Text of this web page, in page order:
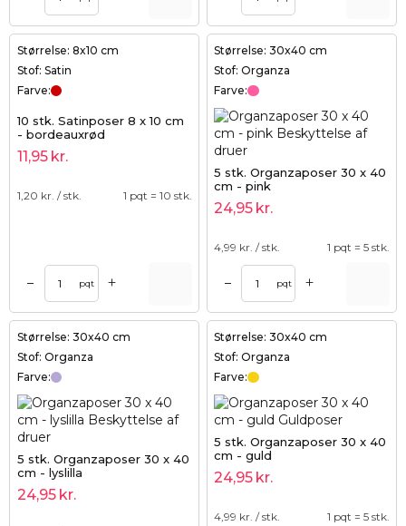
Størrelse: 8x10 cm
Stof: Satin
Farve:
10 stk. Satinposer 8 x 10 cm
- bordeauxrød
11,95 kr.
1,20 kr. / stk. 1 pqt = 10 stk.
– pqt +
Størrelse: 30x40 cm
Stof: Organza
Farve:
5 stk. Organzaposer 30 x 40
cm - pink
24,95 kr.
4,99 kr. / stk. 1 pqt = 5 stk.
– pqt +
Størrelse: 30x40 cm
Stof: Organza
Farve:
5 stk. Organzaposer 30 x 40
cm - lyslilla
24,95 kr.
Størrelse: 30x40 cm
Stof: Organza
Farve:
5 stk. Organzaposer 30 x 40
cm - guld
24,95 kr.
4,99 kr. / stk. 1 pqt = 5 stk.